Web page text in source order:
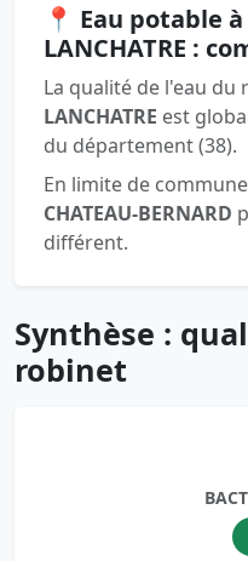
📍 Eau potable
LANCHATRE :
La qualité de l'eau du
LANCHATRE est
du département (38).
En limite de
CHATEAU-BERNARD
différent.
Synthèse :
robinet